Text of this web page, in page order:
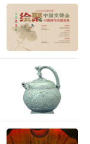
内发现小段穿
留物。采集
柄饰连珠纹的
容器的功能